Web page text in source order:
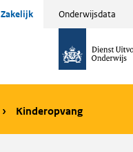
Zakelijk Onderwijsdata
de
Kinderopvang